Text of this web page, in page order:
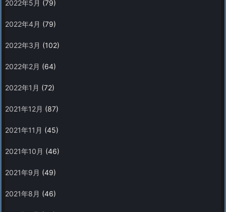
2022年5月 (79)
2022年4月 (79)
2022年3月 (102)
2022年2月 (64)
2022年1月 (72)
2021年12月 (87)
2021年11月 (45)
2021年10月 (46)
2021年9月 (49)
2021年8月 (46)